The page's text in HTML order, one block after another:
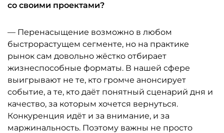
со своими проектами?
— Перенасыщение возможно в любом
быстрорастущем сегменте, но на практике
рынок сам довольно жёстко отбирает
жизнеспособные форматы. В нашей сфере
выигрывают не те, кто громче анонсирует
событие, а те, кто даёт понятный сценарий дня и
качество, за которым хочется вернуться.
Конкуренция идёт и за внимание, и за
маржинальность. Поэтому важны не просто